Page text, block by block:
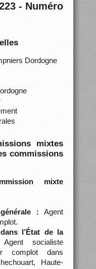
- Numéro
Dordogne
mixtes
commissions
mixte
: Agent
l’État de la
Agent socialiste
complot dans
Haute-